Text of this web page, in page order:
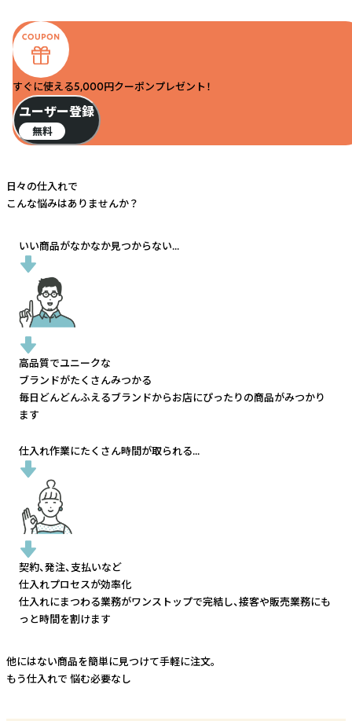
すぐに使える5,000円クーポンプレゼント！
ユーザー登録
無料
日々の仕入れで
こんな悩みはありませんか？
いい商品がなかなか見つからない...
高品質でユニークな
ブランドがたくさんみつかる
毎日どんどんふえるブランドからお店にぴったりの商品がみつかり
ます
仕入れ作業にたくさん時間が取られる...
契約、発注、支払いなど
仕入れプロセスが効率化
仕入れにまつわる業務がワンストップで完結し、接客や販売業務にも
っと時間を割けます
他にはない商品を簡単に見つけて手軽に注文。
もう仕入れで 悩む必要なし